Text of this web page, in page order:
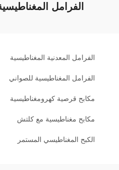
الفرامل
الفرامل المعدنية المغناطيسية
الفرامل المغناطيسية للصواني
مكابح قرصية كهرومغناطيسية
مكابح مغناطيسية مع كلتش
الكبح المغناطيسي المستمر